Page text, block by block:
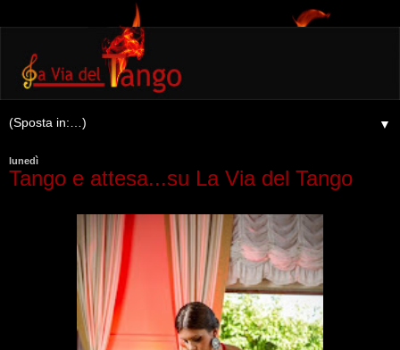
▼
lunedì
Tango e attesa...su La Via del Tango